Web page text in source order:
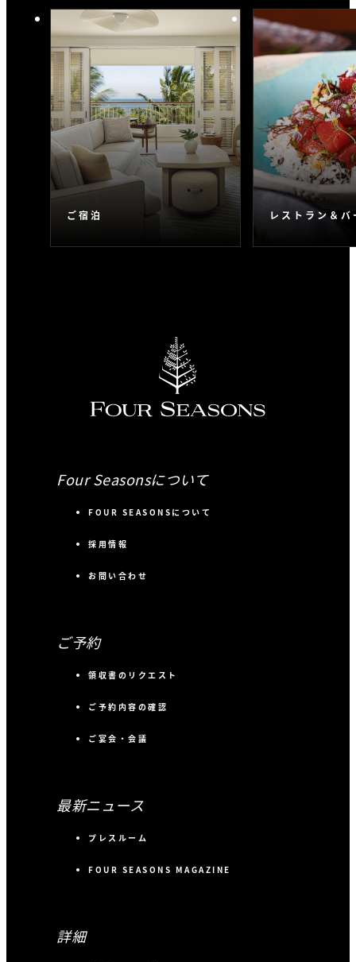
ご宿泊 レストラン＆バ
Four Seasonsについて
FOUR SEASONSについて
採用情報
お問い合わせ
ご予約
領収書のリクエスト
ご予約内容の確認
ご宴会・会議
最新ニュース
プレスルーム
FOUR SEASONS MAGAZINE
詳細